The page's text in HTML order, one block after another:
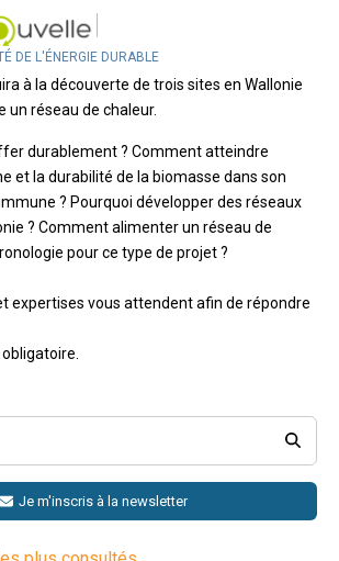
DE L'ÉNERGIE DURABLE
Energie
Tour du Bois Énergie, orchestré par Valbiom.
à la découverte de trois sites en Wallonie
un réseau de chaleur.
durablement? Comment atteindre
et la durabilité de la biomasse dans son
? Pourquoi développer des réseaux
? Comment alimenter un réseau de
pour ce type de projet ?
expertises vous attendent afin de répondre
Je m'inscris à la newsletter